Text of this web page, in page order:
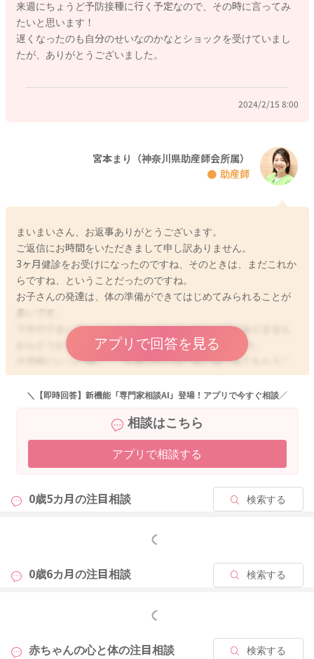
とはいえ焦る気持ちもおありかと思いますので、日々の生活の
なかで赤ちゃんとのスキンシップをとりながら遊ぶことでお子
さんの興味や関心が高まり、それによって体の動きも促される
こともありますので、よかったら意識して触れ合いながら遊ん
様子をみてよいか、ということですが、4ヶ月健診は受診されま
をみられ、翌月の予防接種の際にまた小児科で相談する、とい
よかったら参考になさってみてくださいね。
来週にちょうど予防接種に行く予定なので、その時に言ってみ
たいと思います！
遅くなったのも自分のせいなのかなとショックを受けていまし
たが、ありがとうございました。
2024/2/15 8:00
宮本まり（神奈川県助産師会所属）
助産師
まいまいさん、お返事ありがとうございます。
ご返信にお時間をいただきまして申し訳ありません。
3ヶ月健診をお受けになったのですね、そのときは、まだこれか
らですね、ということだったのですね。
お子さんの発達は、体の準備ができてはじめてみられることが
多いです。
ですのでまいまいさんのせい、といういうわけではありません
からどうかご自身をお責めにならずに･･･と思いました。
小児科にいった際に、ご自身以外の専門家の目でみてもらうこ
とで安心できることもあるかと思います。
お気をつけていってらしてくださいね。また何かあればどうぞ
ご相談ありがとうございました。
アプリで回答を見る
2024/2/20 11:26
＼【即時回答】新機能「専門家相談AI」登場！アプリで今すぐ相談／
相談はこちら
アプリで相談する
0歳5カ月の注目相談 検索する
もっと見る
0歳6カ月の注目相談 検索する
もっと見る
赤ちゃんの心と体の注目相談 検索する